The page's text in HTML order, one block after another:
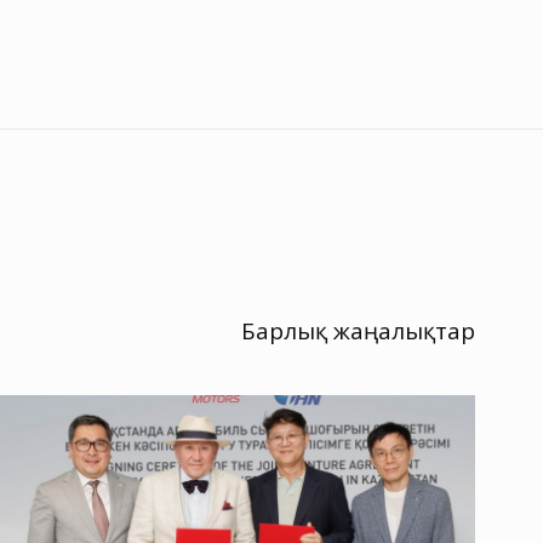
Барлық жаңалықтар